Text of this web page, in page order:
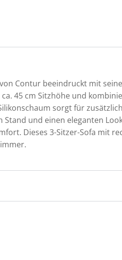
von Contur beeindruckt mit
45 cm Sitzhöhe und
sorgt für
Stand und einen eleganten
Dieses 3-Sitzer-Sofa mit